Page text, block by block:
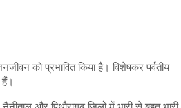
को प्रभावित किया है। विशेषकर पर्वतीय